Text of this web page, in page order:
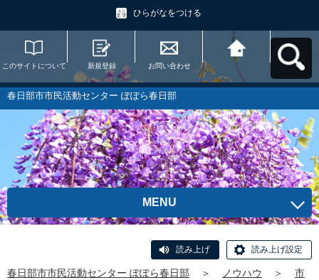
ひらがなをつける
このサイトについて 新規登録 お問い合わせ
春日部市市民活動セ
ンター ぽぽら春日部
へ戻る
春日部市市民活動センター ぽぽら春日部
MENU
読み上げ 読み上げ設定
春日部市市民活動センター ぽぽら春日部 ＞ ノウハウ ＞
市